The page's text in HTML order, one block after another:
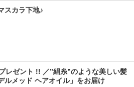
スカラ下地♪
レゼント !! ／”絹糸”のような美しい髪
ルメッド ヘアオイル」をお届け